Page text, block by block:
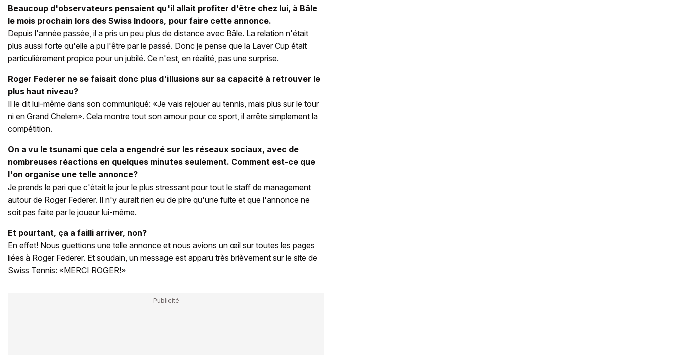
Beaucoup d'observateurs pensaient qu'il allait profiter d'être chez lui, à Bâle
le mois prochain lors des Swiss Indoors, pour faire cette annonce.
Depuis l'année passée, il a pris un peu plus de distance avec Bâle. La relation n'était
plus aussi forte qu'elle a pu l'être par le passé. Donc je pense que la Laver Cup était
particulièrement propice pour un jubilé. Ce n'est, en réalité, pas une surprise.
Roger Federer ne se faisait donc plus d'illusions sur sa capacité à retrouver le
plus haut niveau?
Il le dit lui-même dans son communiqué: «Je vais rejouer au tennis, mais plus sur le tour
ni en Grand Chelem». Cela montre tout son amour pour ce sport, il arrête simplement la
compétition.
On a vu le tsunami que cela a engendré sur les réseaux sociaux, avec de
nombreuses réactions en quelques minutes seulement. Comment est-ce que
l'on organise une telle annonce?
Je prends le pari que c'était le jour le plus stressant pour tout le staff de management
autour de Roger Federer. Il n'y aurait rien eu de pire qu'une fuite et que l'annonce ne
soit pas faite par le joueur lui-même.
Et pourtant, ça a failli arriver, non?
En effet! Nous guettions une telle annonce et nous avions un œil sur toutes les pages
liées à Roger Federer. Et soudain, un message est apparu très brièvement sur le site de
Swiss Tennis: «MERCI ROGER!»